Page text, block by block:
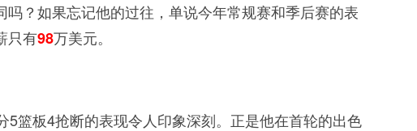
？如果忘记他的过往，单说今年常规赛和季后赛的表
只有98万美元。
篮板4抢断的表现令人印象深刻。正是他在首轮的出色